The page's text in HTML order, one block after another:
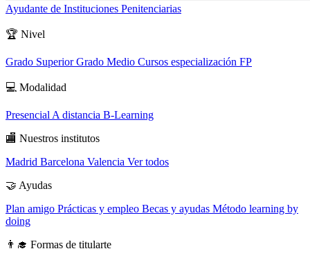
Ayudante de Instituciones Penitenciarias
🏆 Nivel
Grado SuperiorGrado Medio Cursos especialización FP
💻 Modalidad
Presencial A distancia B-Learning
🏬 Nuestros institutos
Madrid Barcelona Valencia Ver todos
🤝 Ayudas
Plan amigo Prácticas y empleo Becas y ayudas Método learning by
doing
👨‍🎓 Formas de titularte